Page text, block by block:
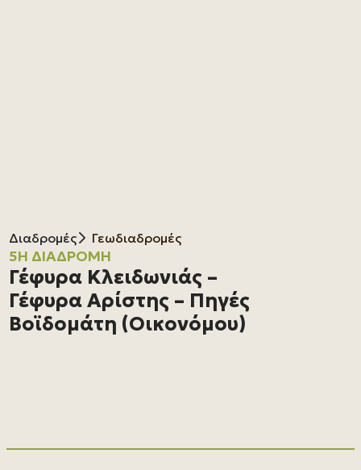
Διαδρομές Γεωδιαδρομές
5Η ΔΙΑΔΡΟΜΉ
Γέφυρα Κλειδωνιάς –
Γέφυρα Αρίστης – Πηγές
Βοϊδομάτη (Οικονόμου)